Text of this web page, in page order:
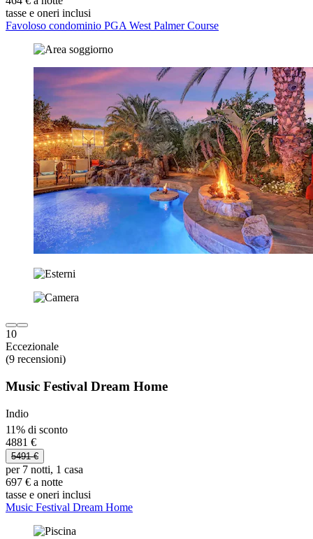
tasse e oneri inclusi
Favoloso condominio PGA West Palmer Course
10
Eccezionale
(9 recensioni)
Music Festival Dream Home
Indio
11% di sconto
4881 €
5491 €
per 7 notti, 1 casa
697 € a notte
tasse e oneri inclusi
Music Festival Dream Home